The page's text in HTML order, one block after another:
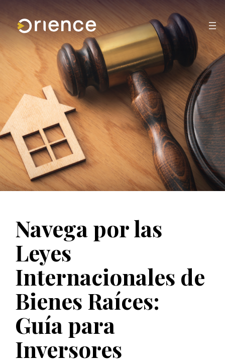
Navega por las
Leyes
Internacionales de
Bienes Raíces:
Guía para
Inversores